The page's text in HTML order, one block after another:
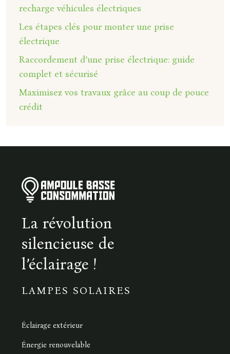
recharge véhicules électriques
Les étapes clés pour monter une prise
électrique
Raccordement d’une prise électrique: guide
complet et sécurisé
Maximisez vos travaux grâce au coup de pouce
crédit
La révolution
silencieuse de
l’éclairage !
LAMPES SOLAIRES
Éclairage extérieur
Énergie renouvelable